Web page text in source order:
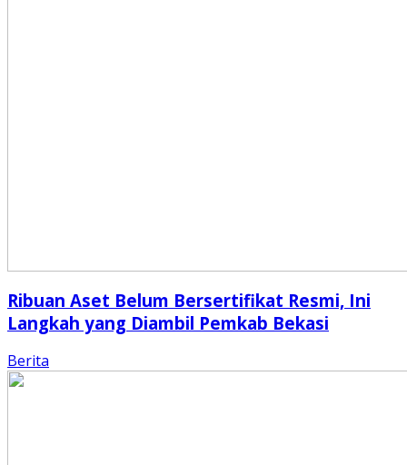
Ribuan Aset Belum Bersertifikat Resmi, Ini
Langkah yang Diambil Pemkab Bekasi
Berita